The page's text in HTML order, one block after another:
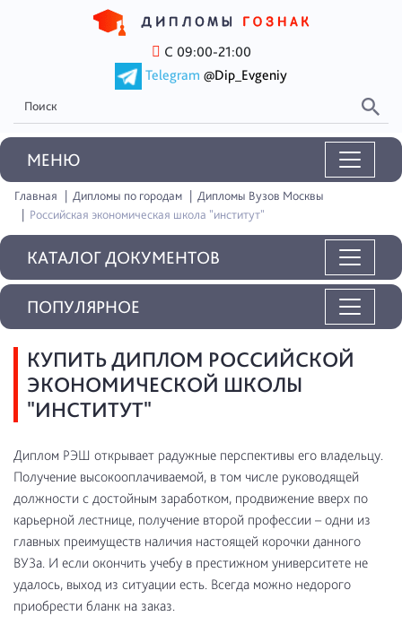
С 09:00-21:00
Telegram @Dip_Evgeniy
MEНЮ
Главная Дипломы по городам
Дипломы Вузов Москвы
Российская экономическая школа "институт"
КАТАЛОГ ДОКУМЕНТОВ
КУПИТЬ ДИПЛОМ РОССИЙСКОЙ
ЭКОНОМИЧЕСКОЙ ШКОЛЫ
"ИНСТИТУТ"
Диплом РЭШ открывает радужные перспективы его владельцу.
Получение высокооплачиваемой, в том числе руководящей
должности с достойным заработком, продвижение вверх по
карьерной лестнице, получение второй профессии – одни из
главных преимуществ наличия настоящей корочки данного
ВУЗа. И если окончить учебу в престижном университете не
удалось, выход из ситуации есть. Всегда можно недорого
приобрести бланк на заказ.
ПОПУЛЯРНОЕ